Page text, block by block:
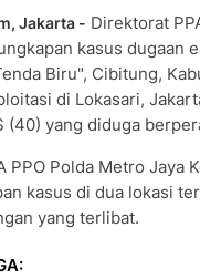
Jakarta - Direktorat
kasus dugaan
Biru", Cibitung,
di Lokasari,
(40) yang diduga
PPO Polda Metro Jaya
kasus di dua lokasi
yang terlibat.